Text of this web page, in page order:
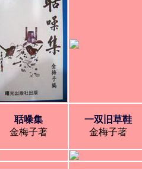
聒噪集
金梅子著
一双旧草鞋
金梅子著